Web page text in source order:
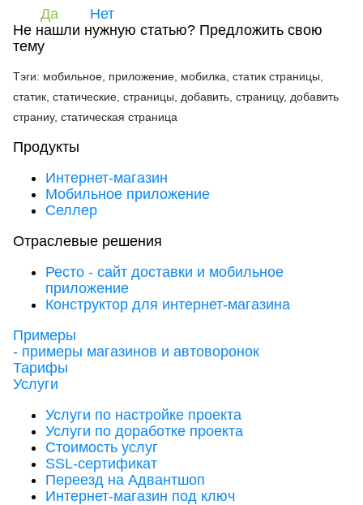
Да
Нет
Не нашли нужную статью? Предложить свою
тему
Тэги: мобильное, приложение, мобилка, статик страницы,
статик, статические, страницы, добавить, страницу, добавить
страниу, статическая страница
Продукты
Интернет-магазин
Мобильное приложение
Селлер
Отраслевые решения
Ресто - сайт доставки и мобильное
приложение
Конструктор для интернет-магазина
Примеры
- примеры магазинов и автоворонок
Тарифы
Услуги
Услуги по настройке проекта
Услуги по доработке проекта
Стоимость услуг
SSL-сертификат
Переезд на Адвантшоп
Интернет-магазин под ключ